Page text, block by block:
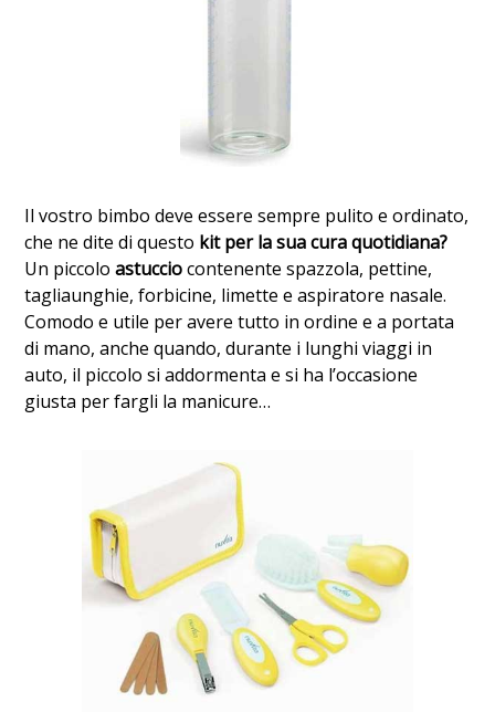
Il vostro bimbo deve essere sempre pulito e ordinato,
che ne dite di questo kit per la sua cura quotidiana?
Un piccoloastucciocontenente spazzola, pettine,
tagliaunghie, forbicine, limette e aspiratore nasale.
Comodo e utile per avere tutto in ordine e a portata
di mano, anche quando, durante i lunghi viaggi in
auto, il piccolo si addormenta e si ha l’occasione
giusta per fargli la manicure…